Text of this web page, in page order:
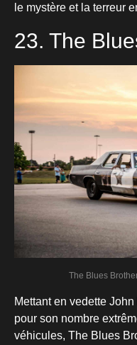
le mystère et la terreur
23. The
The Blues
Mettant en vedette
pour son nombre
véhicules, The Blues